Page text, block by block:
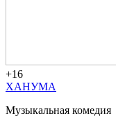
+16
ХАНУМА
Музыкальная комедия